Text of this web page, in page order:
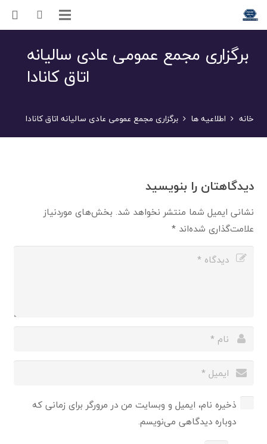
برگزاری مجمع عمومی عادی سالیانه
اتاق کانادا
خانه اطلاعیه ها برگزاری مجمع عمومی عادی سالیانه اتاق کانادا
دیدگاهتان را بنویسید
نشانی ایمیل شما منتشر نخواهد شد. بخش‌های موردنیاز
علامت‌گذاری شده‌اند*
ذخیره نام، ایمیل و وبسایت من در مرورگر برای زمانی که
دوباره دیدگاهی می‌نویسم.